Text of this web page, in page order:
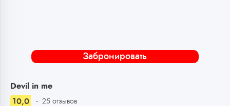
Забронировать
Devil in me
10,0
25 отзывов